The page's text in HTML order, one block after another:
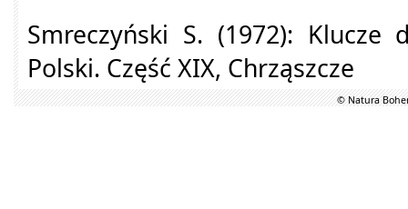
Smreczyński S. (1972): Klucze
Polski. Część XIX, Chrząszcze
© Natura